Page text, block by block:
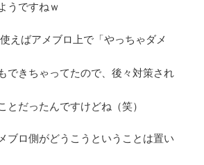
うですねｗ
えばアメブロ上で「やっちゃダメ
できちゃってたので、後々対策され
とだったんですけどね（笑）
ブロ側がどうこうということは置い